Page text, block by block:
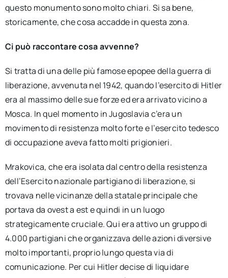
questo monumento sono molto chiari. Si sa bene,
storicamente, che cosa accadde in questa zona.
Ci può raccontare cosa avvenne?
Si tratta di una delle più famose epopee della guerra di
liberazione, avvenuta nel 1942, quando l’esercito di Hitler
era al massimo delle sue forze ed era arrivato vicino a
Mosca. In quel momento in Jugoslavia c’era un
movimento di resistenza molto forte e l’esercito tedesco
di occupazione aveva fatto molti prigionieri.
Mrakovica, che era isolata dal centro della resistenza
dell’Esercito nazionale partigiano di liberazione, si
trovava nelle vicinanze della statale principale che
portava da ovest a est e quindi in un luogo
strategicamente cruciale. Qui era attivo un gruppo di
4.000 partigiani che organizzava delle azioni diversive
molto importanti, proprio lungo questa via di
comunicazione. Per cui Hitler decise di liquidare